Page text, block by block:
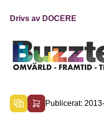
Drivs av DOCERE
Publicerat: